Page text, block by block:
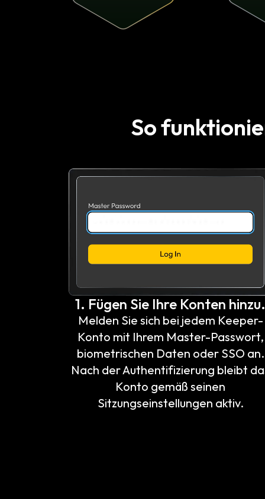
So
1. Fügen Sie Ihre Konten hinzu.
Melden Sie sich bei jedem Keeper-
Konto mit Ihrem Master-Passwort,
biometrischen Daten oder SSO an.
Nach der Authentifizierung bleibt
Konto gemäß seinen
Sitzungseinstellungen aktiv.